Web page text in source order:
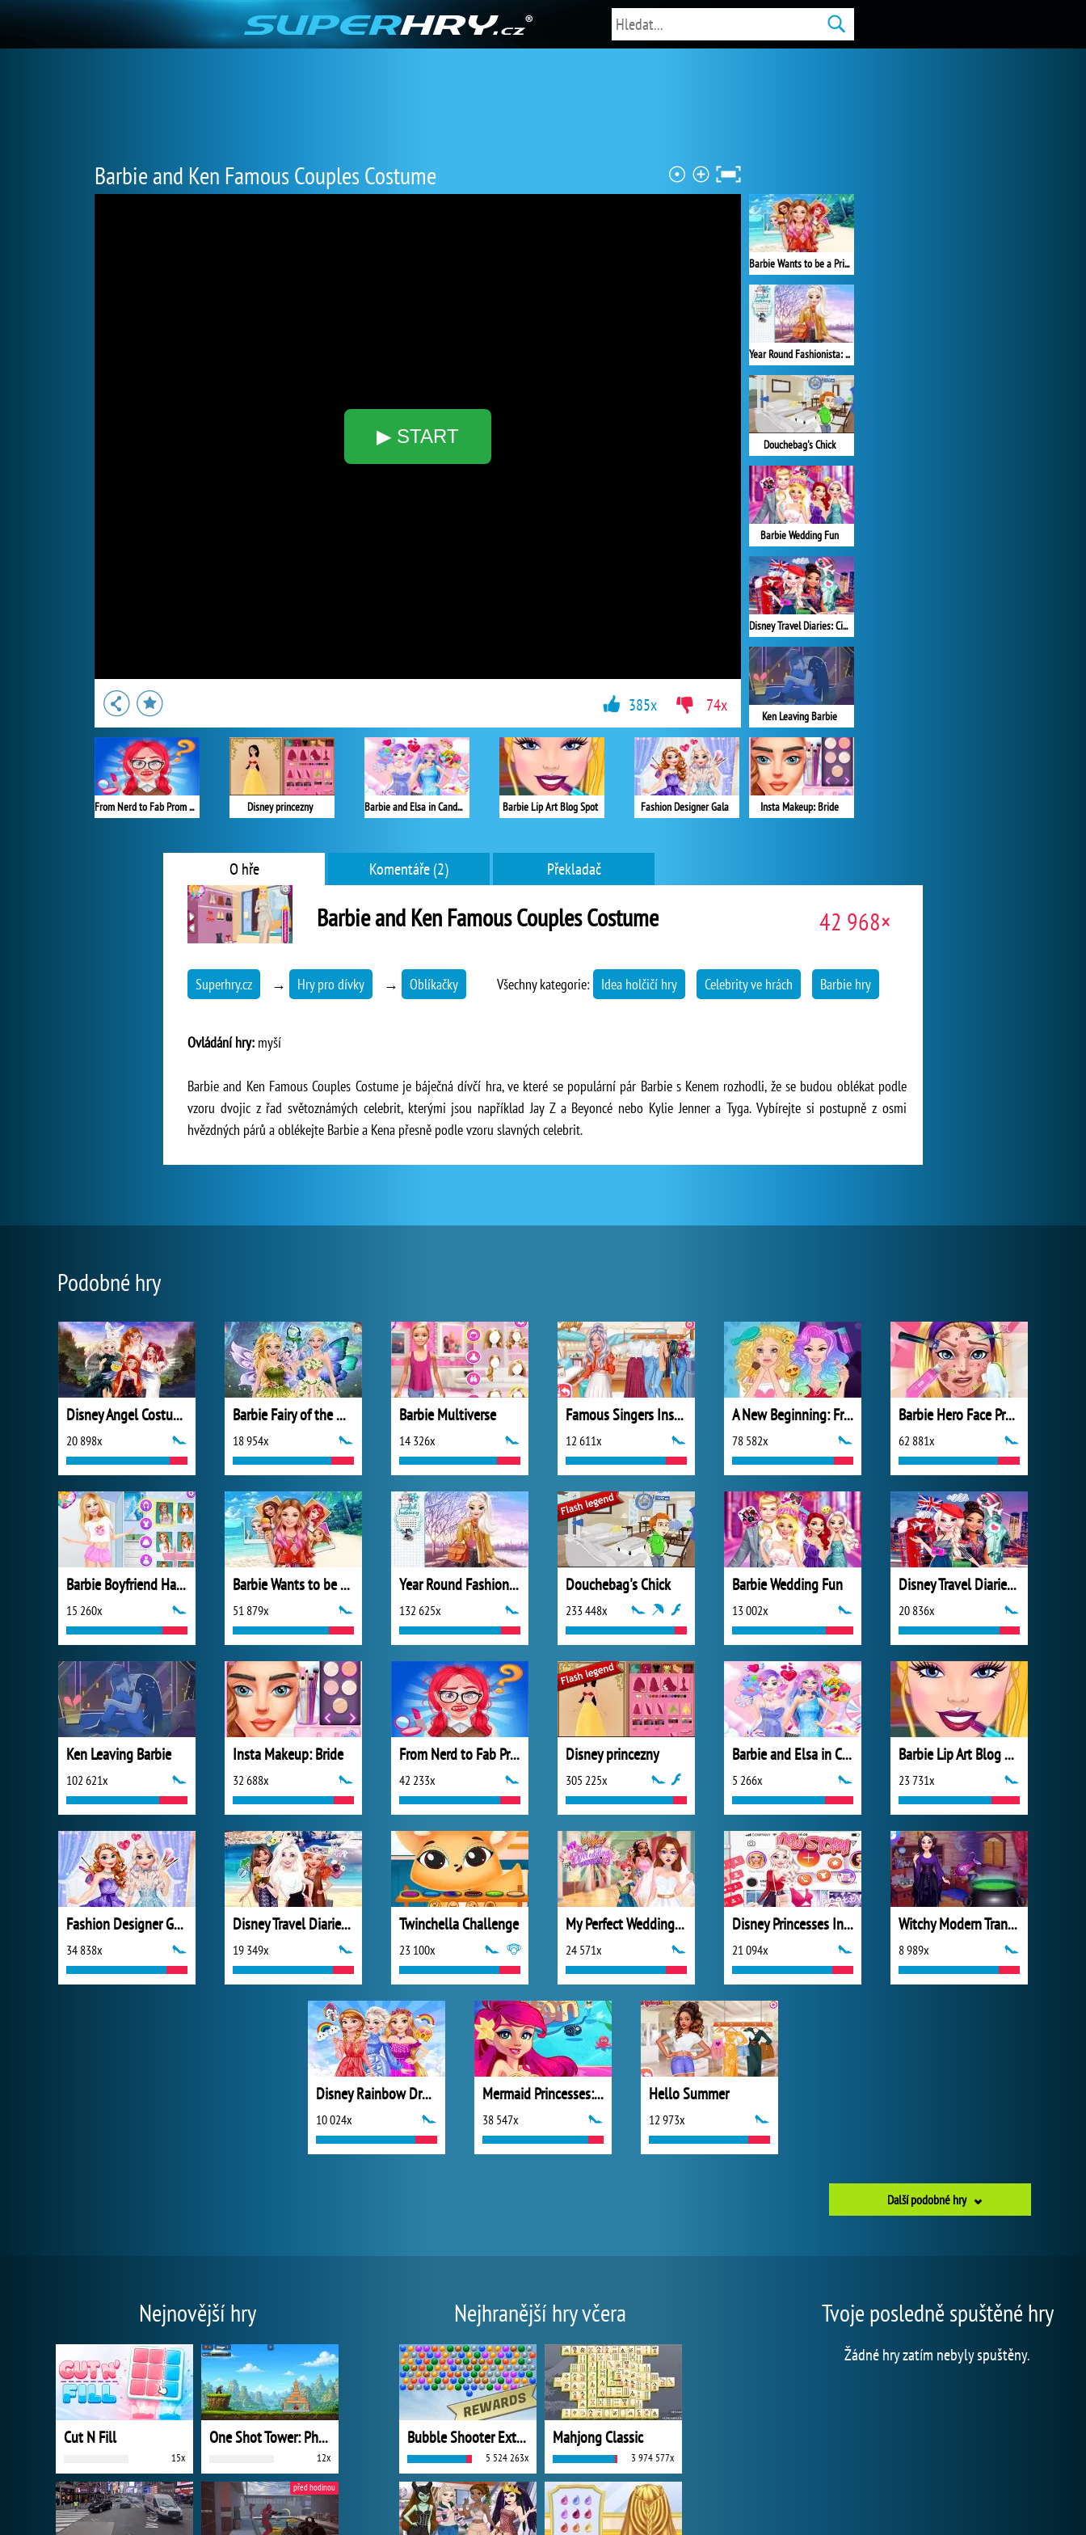
Barbie and Ken Famous Couples Costume
▶ START
Barbie Wants to be a Princess
Year Round Fashionista: Elsa
Douchebag's Chick
Barbie Wedding Fun
Disney Travel Diaries: City Break
Ken Leaving Barbie
Insta Makeup: Bride
From Nerd to Fab Prom Edition Disney princezny Barbie and Elsa in Candyland Barbie Lip Art Blog Spot Fashion Designer Gala
385x 74x
O hře Komentáře (2) Překladač
Barbie and Ken Famous Couples Costume 42 968×
Superhry.cz → Hry pro dívky → Oblíkačky Všechny kategorie: Idea holčičí hry Celebrity ve hrách Barbie hry
Ovládání hry: myší
Barbie and Ken Famous Couples Costume je báječná dívčí hra, ve které se populární pár Barbie s Kenem rozhodli, že se budou oblékat podle
vzoru dvojic z řad světoznámých celebrit, kterými jsou například Jay Z a Beyoncé nebo Kylie Jenner a Tyga. Vybírejte si postupně z osmi
hvězdných párů a oblékejte Barbie a Kena přesně podle vzoru slavných celebrit.
Podobné hry
Disney Angel Costumes
20 898x
Barbie Fairy of the Woods
18 954x
Barbie Multiverse
14 326x
Famous Singers Insta Divas
12 611x
A New Beginning: From Sad To Fab
78 582x
Barbie Hero Face Problem
62 881x
Barbie Boyfriend Hazard
15 260x
Barbie Wants to be a Princess
51 879x
Year Round Fashionista: Elsa
132 625x
Douchebag's Chick
233 448x
Barbie Wedding Fun
13 002x
Disney Travel Diaries: City Break
20 836x
Ken Leaving Barbie
102 621x
Insta Makeup: Bride
32 688x
From Nerd to Fab Prom Edition
42 233x
Disney princezny
305 225x
Barbie and Elsa in Candyland
5 266x
Barbie Lip Art Blog Spot
23 731x
Fashion Designer Gala
34 838x
Disney Travel Diaries: Greece
19 349x
Twinchella Challenge
23 100x
My Perfect Wedding Planner
24 571x
Disney Princesses Instagram Stories
21 094x
Witchy Modern Transformation
8 989x
Disney Rainbow Dressup
10 024x
Mermaid Princesses: Underwater Games
38 547x
Hello Summer
12 973x
Další podobné hry
Nejnovější hry
Cut N Fill
15x
One Shot Tower: Physics Destroyer
12x
před hodinou
Nejhranější hry včera
Bubble Shooter Extreme
5 524 263x
Mahjong Classic
3 974 577x
Tvoje posledně spuštěné hry
Žádné hry zatím nebyly spuštěny.